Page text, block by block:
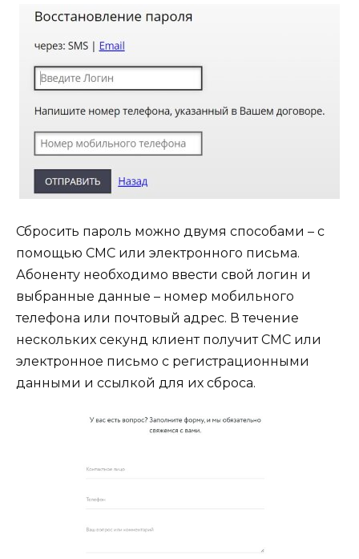
Сбросить пароль можно двумя способами – с
помощью СМС или электронного письма.
Абоненту необходимо ввести свой логин и
выбранные данные – номер мобильного
телефона или почтовый адрес. В течение
нескольких секунд клиент получит СМС или
электронное письмо с регистрационными
данными и ссылкой для их сброса.